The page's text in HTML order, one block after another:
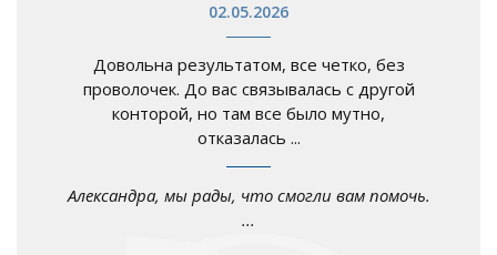
02.05.2026
Довольна результатом, все четко, без
проволочек. До вас связывалась с другой
конторой, но там все было мутно,
отказалась ...
Александра, мы рады, что смогли вам помочь.
...